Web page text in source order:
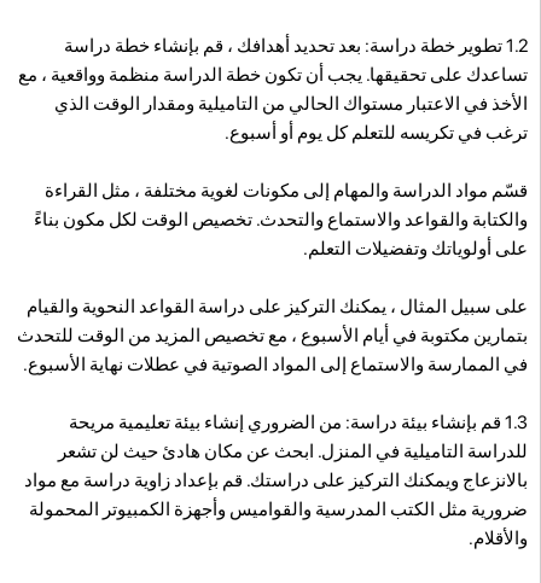
1.2 تطوير خطة دراسة: بعد تحديد أهدافك ، قم بإنشاء خطة دراسة
تساعدك على تحقيقها. يجب أن تكون خطة الدراسة منظمة وواقعية ، مع
الأخذ في الاعتبار مستواك الحالي من التاميلية ومقدار الوقت الذي
ترغب في تكريسه للتعلم كل يوم أو أسبوع.
قسّم مواد الدراسة والمهام إلى مكونات لغوية مختلفة ، مثل القراءة
والكتابة والقواعد والاستماع والتحدث. تخصيص الوقت لكل مكون بناءً
على أولوياتك وتفضيلات التعلم.
على سبيل المثال ، يمكنك التركيز على دراسة القواعد النحوية والقيام
بتمارين مكتوبة في أيام الأسبوع ، مع تخصيص المزيد من الوقت للتحدث
في الممارسة والاستماع إلى المواد الصوتية في عطلات نهاية الأسبوع.
1.3 قم بإنشاء بيئة دراسة: من الضروري إنشاء بيئة تعليمية مريحة
للدراسة التاميلية في المنزل. ابحث عن مكان هادئ حيث لن تشعر
بالانزعاج ويمكنك التركيز على دراستك. قم بإعداد زاوية دراسة مع مواد
ضرورية مثل الكتب المدرسية والقواميس وأجهزة الكمبيوتر المحمولة
والأقلام.